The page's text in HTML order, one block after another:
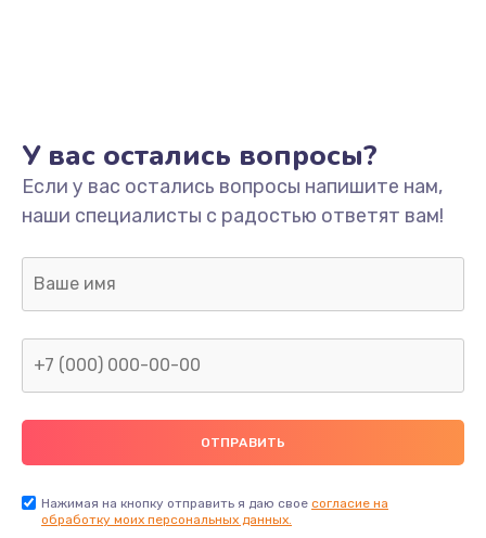
1550 руб.
Заказать
Заказать
Замена звуковой карты
1600 руб.
Заказать
1560 руб.
У вас остались вопросы?
Если у вас остались вопросы напишите нам,
наши специалисты с радостью ответят вам!
Нажимая на кнопку отправить я даю свое согласие на
обработку моих персональных данных.